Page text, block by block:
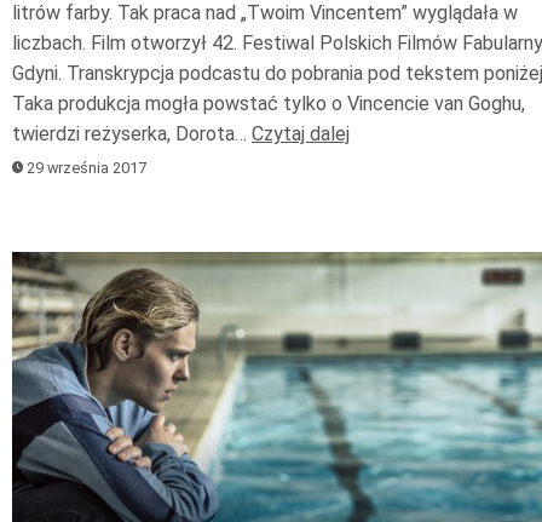
litrów farby. Tak praca nad „Twoim Vincentem” wyglądała w
liczbach. Film otworzył 42. Festiwal Polskich Filmów
Gdyni. Transkrypcja podcastu do pobrania pod tekstem
Taka produkcja mogła powstać tylko o Vincencie van Goghu,
twierdzi reżyserka, Dorota… Czytaj dalej
29 września 2017
Odtwarzacz
plików
dźwiękowych